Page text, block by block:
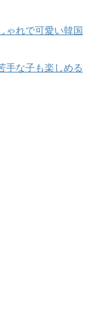
ゃれで可愛い韓国
手な子も楽しめる